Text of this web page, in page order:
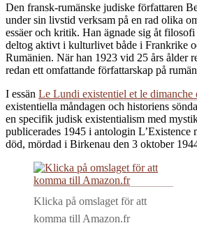
Den fransk-rumänske judiske författaren
under sin livstid verksam på en rad olika
essäer och kritik. Han ägnade sig åt
deltog aktivt i kulturlivet både i Frankrike
Rumänien. När han 1923 vid 25 års ålder
redan ett omfattande författarskap på
I essän Le Lundi existentiel et le dimanche
existentiella måndagen och historiens
en specifik judisk existentialism med
publicerades 1945 i antologin L’Existence
död, mördad i Birkenau den 3 oktober
Klicka på omslaget för att
komma till Amazon.fr